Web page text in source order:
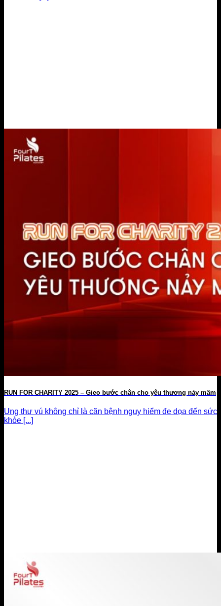
RUN FOR CHARITY 2025 – Gieo bước chân cho yêu thương nảy mầm
Ung thư vú không chỉ là căn bệnh nguy hiểm đe dọa đến sức
khỏe [...]